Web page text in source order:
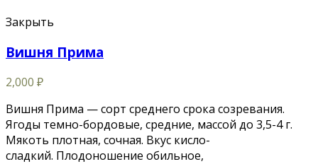
Закрыть
Вишня Прима
2,000 ₽
Вишня Прима — сорт среднего срока созревания.
Ягоды темно-бордовые, средние, массой до 3,5-4 г.
Мякоть плотная, сочная. Вкус кисло-
сладкий. Плодоношение обильное,